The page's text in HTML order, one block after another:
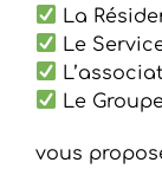
La
Le
Le
vous